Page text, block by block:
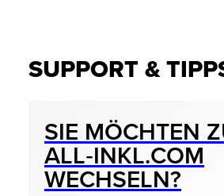
SUPPORT &
SIE MÖCHTEN
ALL‑INKL.COM
WECHSELN?